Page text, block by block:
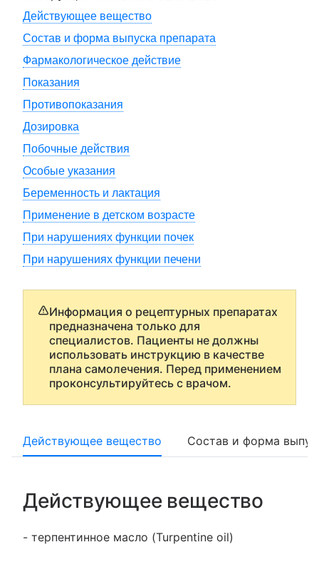
Действующее вещество
Состав и форма выпуска препарата
Фармакологическое действие
Показания
Противопоказания
Дозировка
Побочные действия
Особые указания
Беременность и лактация
Применение в детском возрасте
При нарушениях функции почек
При нарушениях функции печени
Информация о рецептурных препаратах
предназначена только для
специалистов. Пациенты не должны
использовать инструкцию в качестве
плана самолечения. Перед применением
проконсультируйтесь с врачом.
Действующее вещество Состав и форма
Действующее вещество
- терпентинное масло (Turpentine oil)